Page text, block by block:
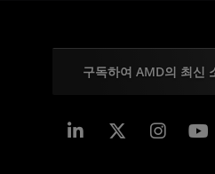
구독하여 AMD의 최신
Linkedin